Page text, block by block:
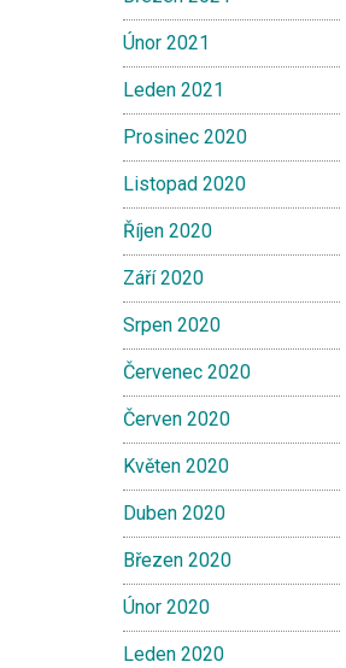
Únor 2021
Leden 2021
Prosinec 2020
Listopad 2020
Říjen 2020
Září 2020
Srpen 2020
Červenec 2020
Červen 2020
Květen 2020
Duben 2020
Březen 2020
Únor 2020
Leden 2020